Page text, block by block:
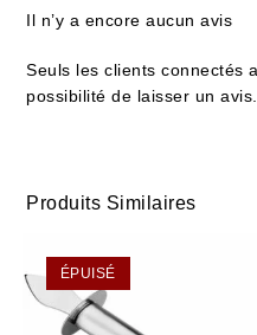
Il n’y a encore aucun avis
Seuls les clients connectés
possibilité de laisser un avis.
Produits Similaires
ÉPUISÉ